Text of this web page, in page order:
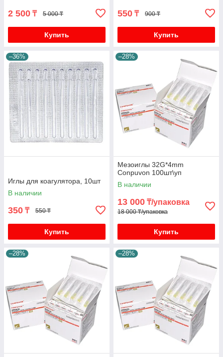
2 500 ₸ 5 000 ₸
Купить
550 ₸ 900 ₸
Купить
–36%
Иглы для коагулятора, 10шт
В наличии
350 ₸ 550 ₸
Купить
–28%
Мезоиглы 32G*4mm
Conpuvon 100шт\уп
В наличии
13 000 ₸/упаковка
18 000 ₸/упаковка
Купить
–28% –28%